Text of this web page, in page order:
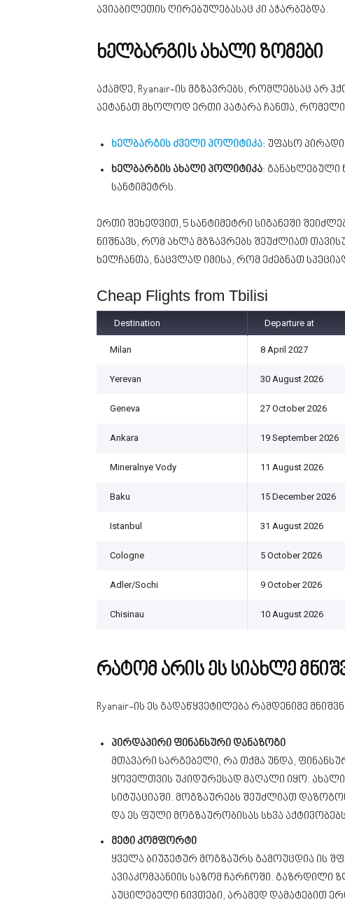
ავიაბილეთის ღირებულებასაც კი აჭარბებდა.
ხელბარგის ახალი ზომები
აქამდე, Ryanair-ის მგზავრებს, რომლებსაც არ
აეტანათ მხოლოდ ერთი პატარა ჩანთა,
ხელბარგის ძველი პოლიტიკა: უფასო პირადი
ხელბარგის ახალი პოლიტიკა: განახლებული
სანტიმეტრს.
ერთი შეხედვით, 5 სანტიმეტრი სიგანეში
ნიშნავს, რომ ახლა მგზავრებს შეუძლიათ
ხელჩანთა, ნაცვლად იმისა, რომ ეძებნათ
Cheap Flights from Tbilisi
Destination Departure at
Milan 8 April 2027
Yerevan 30 August 2026
Geneva 27 October 2026
Ankara 19 September 2026
Mineralnye Vody 11 August 2026
Baku 15 December 2026
Istanbul 31 August 2026
Cologne 5 October 2026
Adler/Sochi 9 October 2026
Chisinau 10 August 2026
რატომ არის ეს სიახლე
Ryanair-ის ეს გადაწყვეტილება რამდენიმე
პირდაპირი ფინანსური დანაზოგი
მთავარი სარგებელი, რა თქმა უნდა,
ყოველთვის უკიდურესად მაღალი იყო.
სიტუაციაში. მოგზაურებს შეუძლიათ
და ეს ფული მოგზაურობისას სხვა
მეტი კომფორტი
ყველა ბიუჯეტურ მოგზაურს გამოუცდია ის
ავიაკომპანიის საზომ ჩარჩოში.
აუცილებელი ნივთები, არამედ დამატებით